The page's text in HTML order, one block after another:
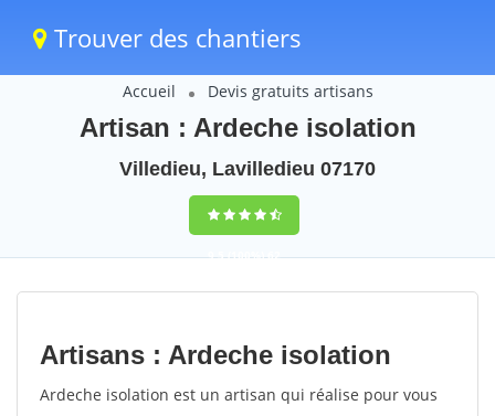
Trouver des chantiers
Accueil Devis gratuits artisans
Artisan : Ardeche isolation
Villedieu, Lavilledieu 07170
9,5(100%)62
votes
Artisans : Ardeche isolation
Ardeche isolation est un artisan qui réalise pour vous